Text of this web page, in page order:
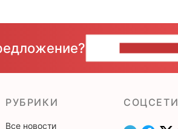
РУБРИКИ
Все новости
CОЦСЕТИ